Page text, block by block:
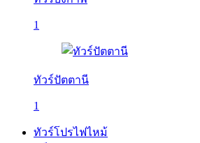
1
ทัวร์ปัตตานี
1
ทัวร์โปรไฟไหม้